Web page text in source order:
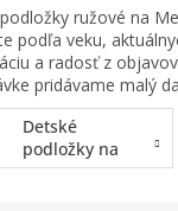
ružové na
podľa veku,
a radosť z
pridávame malý
Detské
podložky na
hranie